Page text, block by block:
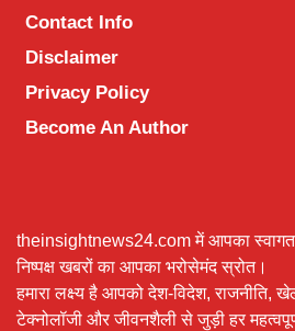
Contact Info
Disclaimer
Privacy Policy
Become An Author
theinsightnews24.com में आपका
निष्पक्ष खबरों का आपका भरोसेमंद स्रोत।
हमारा लक्ष्य है आपको देश-विदेश, राजनीति,
टेक्नोलॉजी और जीवनशैली से जुड़ी हर